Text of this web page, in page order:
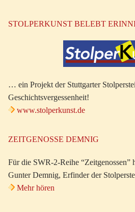
STOLPERKUNST BELEBT
… ein Projekt der Stuttgarter
Geschichtsvergessenheit!
www.stolperkunst.de
ZEITGENOSSE DEMNIG
Für die SWR-2-Reihe “Zeitgenossen”
Gunter Demnig, Erfinder der
Mehr hören